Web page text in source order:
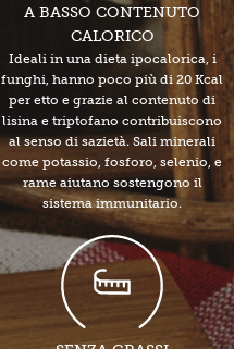
A BASSO CONTENUTO
CALORICO
Ideali in una dieta ipocalorica, i
funghi, hanno poco più di 20 Kcal
per etto e grazie al contenuto di
lisina e triptofano contribuiscono
al senso di sazietà. Sali minerali
come potassio, fosforo, selenio, e
rame aiutano sostengono il
sistema immunitario.